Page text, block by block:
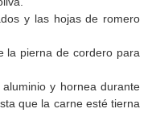
y las hojas de romero
la pierna de cordero para
y hornea durante
que la carne esté tierna